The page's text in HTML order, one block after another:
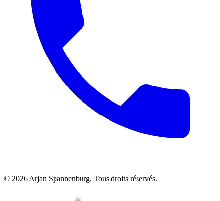
© 2026 Arjan Spannenburg. Tous droits réservés.